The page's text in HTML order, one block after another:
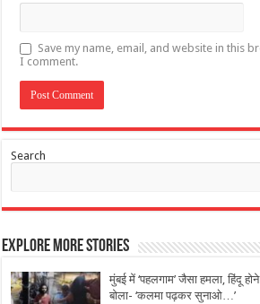
Save my name, email, and website in this
I comment.
Search
Explore More Stories
मुंबई में ‘पहलगाम’ जैसा हमला, हिंदू
बोला- ‘कलमा पढ़कर सुनाओ…’